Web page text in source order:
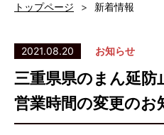
トップページ 新着情報
2021.08.20 お知らせ
三重県県のまん延防
営業時間の変更のお